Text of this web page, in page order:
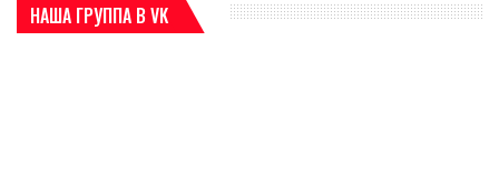
НАША ГРУППА В VK